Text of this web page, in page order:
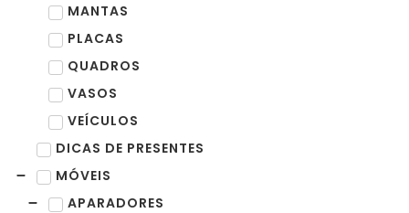
MANTAS
PLACAS
QUADROS
VASOS
VEÍCULOS
DICAS DE PRESENTES
MÓVEIS
APARADORES